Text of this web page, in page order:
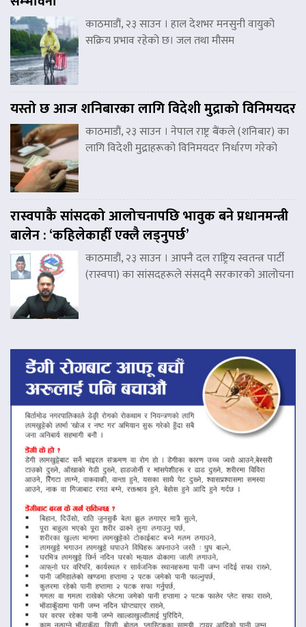
काठमाडौं, २३ साउन । हाल देशभर मनसुनी वायुको
सक्रिय प्रभाव रहेको छ। जल तथा मौसम
यस्तो छ आज शनिबारका लागि विदेशी मुद्राको विनिमयदर
काठमाडौं, २३ साउन । नेपाल राष्ट्र बैंकले (शनिबार) का
लागि विदेशी मुद्राहरूको विनिमयदर निर्धारण गरेको
रास्वपाकै सांसदको आलोचनापछि भावुक बने प्रधानमन्त्री
बालेन : ‘कहिलेकाहीँ एक्लै लड्नुपर्छ’
काठमाडौं, २३ साउन । आफ्नै दल राष्ट्रिय स्वतन्त्र पार्टी
(रास्वपा) का सांसदहरूले संसद्‌मै सरकारको आलोचना